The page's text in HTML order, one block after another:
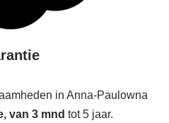
in Anna-Paulowna
van 3 mnd tot 5 jaar.